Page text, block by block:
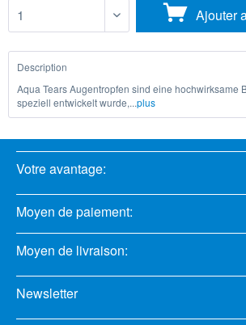
Ajouter
Description
Aqua Tears Augentropfen sind eine hochwirksame
speziell entwickelt wurde,...plus
Votre avantage:
Moyen de paiement:
Moyen de livraison:
Newsletter